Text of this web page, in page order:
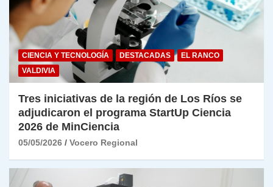
CIENCIA Y TECNOLOGÍA DESTACADAS
EL RANCO
VALDIVIA
Tres iniciativas de la región de Los Ríos se
adjudicaron el programa StartUp Ciencia
2026 de MinCiencia
05/05/2026 Vocero Regional